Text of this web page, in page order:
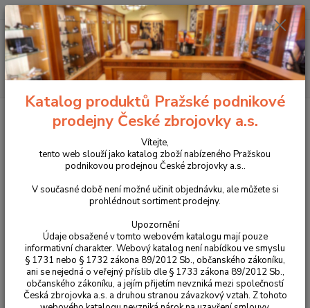
Menu
Hledat
+420 225 375 800
Příslušenství, doplňky a náhradní díly Pro pistole
Muška světlovodná 1,0 mm
Muška světlovodná 1,0 mm
Katalog produktů Pražské podnikové
prodejny České zbrojovky a.s.
Vítejte,
tento web slouží jako katalog zboží nabízeného Pražskou
podnikovou prodejnou České zbrojovky a.s..
V současné době není možné učinit objednávku, ale můžete si
prohlédnout sortiment prodejny.
Upozornění
Údaje obsažené v tomto webovém katalogu mají pouze
informativní charakter. Webový katalog není nabídkou ve smyslu
§ 1731 nebo § 1732 zákona 89/2012 Sb., občanského zákoníku,
ani se nejedná o veřejný příslib dle § 1733 zákona 89/2012 Sb.,
občanského zákoníku, a jejím přijetím nevzniká mezi společností
Česká zbrojovka a.s. a druhou stranou závazkový vztah. Z tohoto